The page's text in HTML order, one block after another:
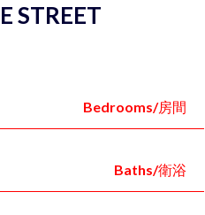
STREET
Bedrooms/房間
Baths/衛浴